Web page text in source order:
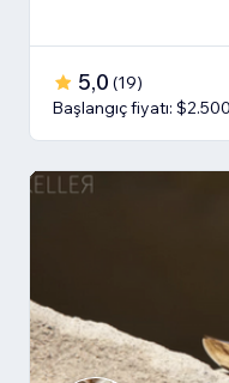
5,0 (19)
Başlangıç fiyatı: $2.500